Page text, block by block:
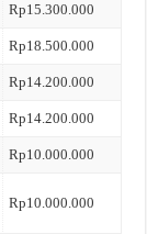
Rp15.300.000
Rp18.500.000
Rp14.200.000
Rp14.200.000
Rp10.000.000
Rp10.000.000